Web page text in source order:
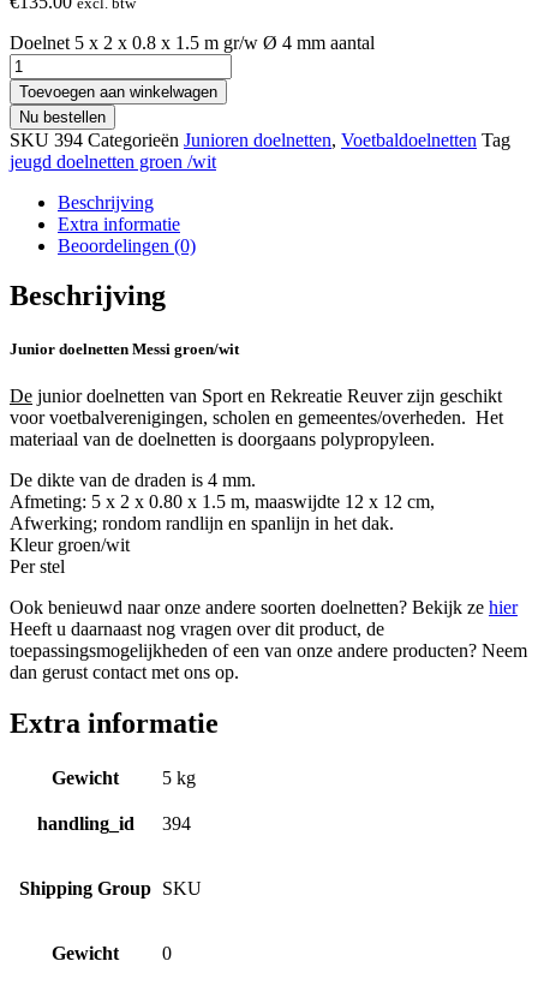
Doelnet 5 x 2 x 0.8 x 1.5 m gr/w Ø 4 mm aantal
Toevoegen aan winkelwagen
Nu bestellen
SKU 394 Categorieën Junioren doelnetten, Voetbaldoelnetten Tag
jeugd doelnetten groen /wit
Beschrijving
Extra informatie
Beoordelingen (0)
Beschrijving
Junior doelnetten Messi groen/wit
De junior doelnetten van Sport en Rekreatie Reuver zijn geschikt
voor voetbalverenigingen, scholen en gemeentes/overheden. Het
materiaal van de doelnetten is doorgaans polypropyleen.
De dikte van de draden is 4 mm.
Afmeting: 5 x 2 x 0.80 x 1.5 m, maaswijdte 12 x 12 cm,
Afwerking; rondom randlijn en spanlijn in het dak.
Kleur groen/wit
Per stel
Ook benieuwd naar onze andere soorten doelnetten? Bekijk ze hier
Heeft u daarnaast nog vragen over dit product, de
toepassingsmogelijkheden of een van onze andere producten? Neem
dan gerust contact met ons op.
Extra informatie
Gewicht 5 kg
handling_id 394
Shipping Group SKU
Gewicht 0